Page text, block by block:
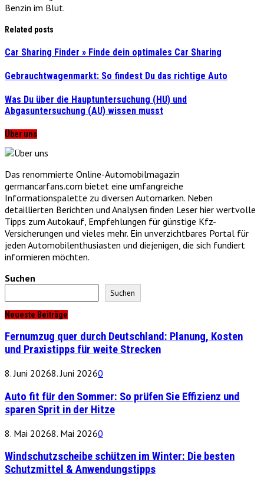
Benzin im Blut.
Related posts
Car Sharing Finder » Finde dein optimales Car Sharing
Gebrauchtwagenmarkt: So findest Du das richtige Auto
Was Du über die Hauptuntersuchung (HU) und
Abgasuntersuchung (AU) wissen musst
Über uns
Das renommierte Online-Automobilmagazin
germancarfans.com bietet eine umfangreiche
Informationspalette zu diversen Automarken. Neben
detaillierten Berichten und Analysen finden Leser hier wertvolle
Tipps zum Autokauf, Empfehlungen für günstige Kfz-
Versicherungen und vieles mehr. Ein unverzichtbares Portal für
jeden Automobilenthusiasten und diejenigen, die sich fundiert
informieren möchten.
Suchen
Suchen
Neueste Beiträge
Fernumzug quer durch Deutschland: Planung, Kosten
und Praxistipps für weite Strecken
8. Juni 20268. Juni 20260
Auto fit für den Sommer: So prüfen Sie Effizienz und
sparen Sprit in der Hitze
8. Mai 20268. Mai 20260
Windschutzscheibe schützen im Winter: Die besten
Schutzmittel & Anwendungstipps